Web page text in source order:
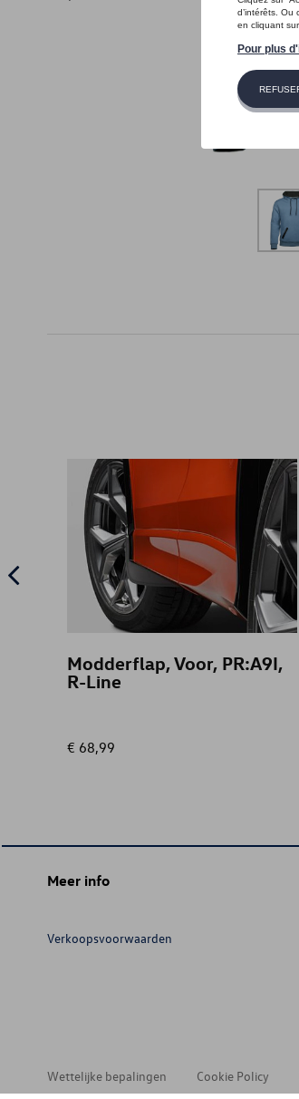
Modderflap, Voor, PR:A9I,
R-Line
€ 68,99
Meer info
Verkoopsvoorwaarden
Wettelijke bepalingen Cookie Policy